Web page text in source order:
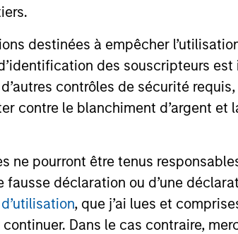
destinées à empêcher
des souscripteurs est
contrôles de sécurité
contre le blanchiment d’argent et
ne pourront être tenus
déclaration ou d’une
, que j’ai lues et
Dans le cas contraire,